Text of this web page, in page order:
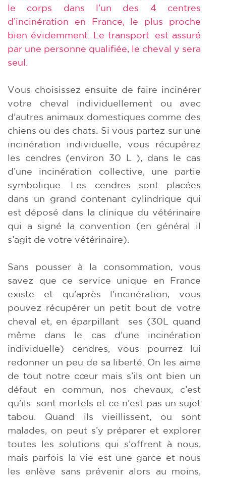
le corps dans l’un des 4 centres
d’incinération en France, le plus proche
bien évidemment. Le transport est assuré
par une personne qualifiée, le cheval y sera
seul.
Vous choisissez ensuite de faire incinérer
votre cheval individuellement ou avec
d’autres animaux domestiques comme des
chiens ou des chats. Si vous partez sur une
incinération individuelle, vous récupérez
les cendres (environ 30 L ), dans le cas
d’une incinération collective, une partie
symbolique. Les cendres sont placées
dans un grand contenant cylindrique qui
est déposé dans la clinique du vétérinaire
qui a signé la convention (en général il
s’agit de votre vétérinaire).
Sans pousser à la consommation, vous
savez que ce service unique en France
existe et qu’après l’incinération, vous
pouvez récupérer un petit bout de votre
cheval et, en éparpillant ses (30L quand
même dans le cas d’une incinération
individuelle) cendres, vous pourrez lui
redonner un peu de sa liberté. On les aime
de tout notre cœur mais s’ils ont bien un
défaut en commun, nos chevaux, c’est
qu’ils sont mortels et ce n’est pas un sujet
tabou. Quand ils vieillissent, ou sont
malades, on peut s’y préparer et explorer
toutes les solutions qui s’offrent à nous,
mais parfois la vie est une garce et nous
les enlève sans prévenir alors au moins,